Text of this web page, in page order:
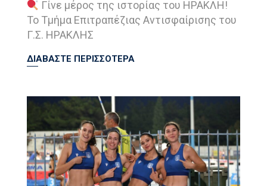
Γίνε μέρος της ιστορίας του ΗΡΑΚΛΗ!
Το Τμήμα Επιτραπέζιας Αντισφαίρισης του
Γ.Σ. ΗΡΑΚΛΗΣ
ΔΙΑΒΑΣΤΕ ΠΕΡΙΣΣΟΤΕΡΑ